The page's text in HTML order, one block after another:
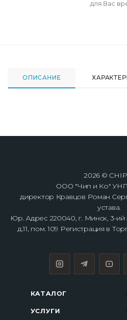
для Вас
ОПИСАНИЕ
2026 ©
ООО "Чип и Ко" УНП
директор Кравцов Роман
устава.
Юр. Адрес 220040, г. Минск, 3-
д.11, пом. 109 Регистрация в
КАТАЛОГ
УСЛУГИ